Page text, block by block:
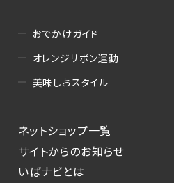
おでかけガイド
オレンジリボン運動
美味しおスタイル
ネットショップ一覧
サイトからのお知らせ
いばナビとは